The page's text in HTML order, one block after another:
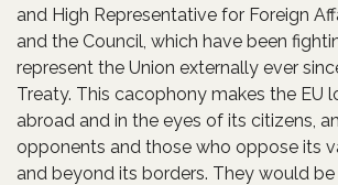
and High Representative for Foreign
and the Council, which have been
represent the Union externally ever
Treaty. This cacophony makes the EU
abroad and in the eyes of its citizens,
opponents and those who oppose its
and beyond its borders. They would